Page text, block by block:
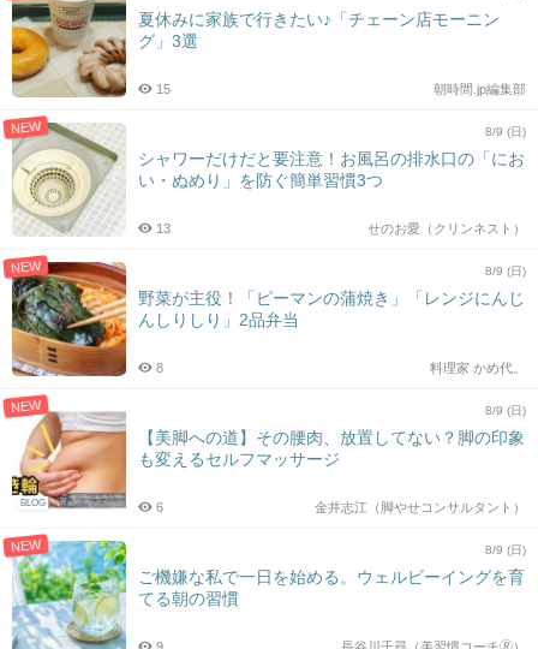
夏休みに家族で行きたい♪「チェーン店モーニン
グ」3選
朝時間.jp編集部
15
NEW 8/9 (日)
シャワーだけだと要注意！お風呂の排水口の「にお
い・ぬめり」を防ぐ簡単習慣3つ
せのお愛（クリンネスト）
13
NEW 8/9 (日)
野菜が主役！「ピーマンの蒲焼き」「レンジにんじ
んしりしり」2品弁当
料理家 かめ代。
8
NEW
BLOG
8/9 (日)
【美脚への道】その腰肉、放置してない？脚の印象
も変えるセルフマッサージ
金井志江（脚やせコンサルタント）
6
NEW 8/9 (日)
ご機嫌な私で一日を始める。ウェルビーイングを育
てる朝の習慣